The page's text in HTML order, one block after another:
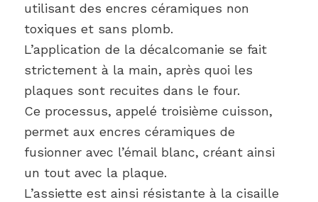
utilisant des encres céramiques non
toxiques et sans plomb.
L’application de la décalcomanie se fait
strictement à la main, après quoi les
plaques sont recuites dans le four.
Ce processus, appelé troisième cuisson,
permet aux encres céramiques de
fusionner avec l’émail blanc, créant ainsi
un tout avec la plaque.
L’assiette est ainsi résistante à la cisaille